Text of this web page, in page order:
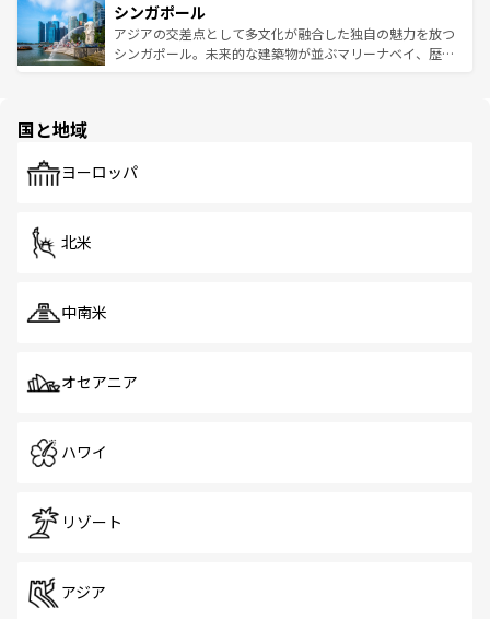
参照してほしい。
激する。気候は一年中温暖で、どの季節にも異なる楽しみ
が待っている。親しみやすいタイの人々、仏教を中心とし
た文化、そして多様な観光資源が、訪れる旅人を魅了し続
み、どこを訪れても感動するはず。観光スポットが密集し
ており、効率よく見どころを回れるのも魅力。息をのむよ
うな絶景から文化的な体験まで、香港を存分に楽しみ尽く
シンガポール
アジアの交差点として多文化が融合した独自の魅力を放つ
シンガポール。未来的な建築物が並ぶマリーナベイ、歴史
で、ホーカーズは地元の風情を楽しめる外せないスポット
国と地域
ヨーロッパ
北米
中南米
オセアニア
ハワイ
リゾート
アジア